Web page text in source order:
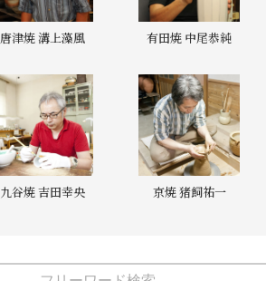
唐津焼 溝上藻風 有田焼 中尾恭純
九谷焼 吉田幸央 京焼 猪飼祐一